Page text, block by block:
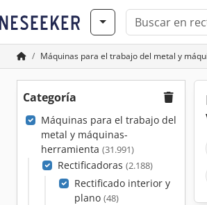
Máquinas para el trabajo del metal y
Categoría
Máquinas para el trabajo del
metal y máquinas-
herramienta (31.991)
Rectificadoras (2.188)
Rectificado interior y
plano (48)